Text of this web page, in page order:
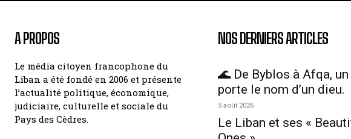
A PROPOS
Le média citoyen francophone du
Liban a été fondé en 2006 et présente
l’actualité politique, économique,
judiciaire, culturelle et sociale du
Pays des Cèdres.
NOS DERNIERS ARTICLES
🌊 De Byblos à Afqa,
porte le nom d’un dieu.
5 août 2026
Le Liban et ses «